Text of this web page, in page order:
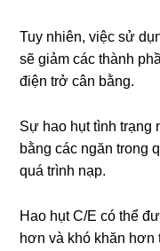
Tuy nhiên, việc sử
sẽ giảm các thành
điện trở cân bằng.
Sự hao hụt tình trạng
bằng các ngăn trong
quá trình nạp.
Hao hụt C/E có thể
hơn và khó khăn hơn